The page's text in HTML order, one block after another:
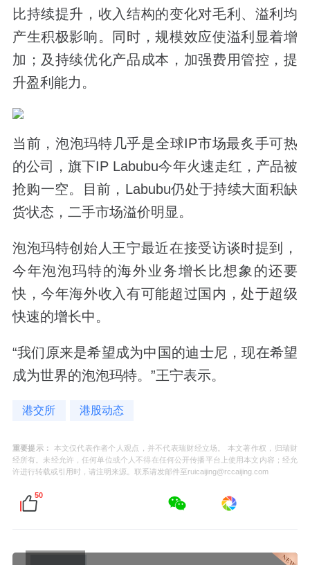
比持续提升，收入结构的变化对毛利、溢利均
产生积极影响。同时，规模效应使溢利显着增
加；及持续优化产品成本，加强费用管控，提
升盈利能力。
当前，泡泡玛特几乎是全球IP市场最炙手可热
的公司，旗下IP Labubu今年火速走红，产品被
抢购一空。目前，Labubu仍处于持续大面积缺
货状态，二手市场溢价明显。
泡泡玛特创始人王宁最近在接受访谈时提到，
今年泡泡玛特的海外业务增长比想象的还要
快，今年海外收入有可能超过国内，处于超级
快速的增长中。
“我们原来是希望成为中国的迪士尼，现在希望
成为世界的泡泡玛特。”王宁表示。
港交所 港股动态
重要提示：
本文仅代表作者个人观点，并不代表瑞财经立场。 本文著作权，归瑞财
经所有。未经允许，任何单位或个人不得在任何公开传播平台上使用本文内容；经允
许进行转载或引用时，请注明来源。联系请发邮件至ruicaijing@rccaijing.com
50